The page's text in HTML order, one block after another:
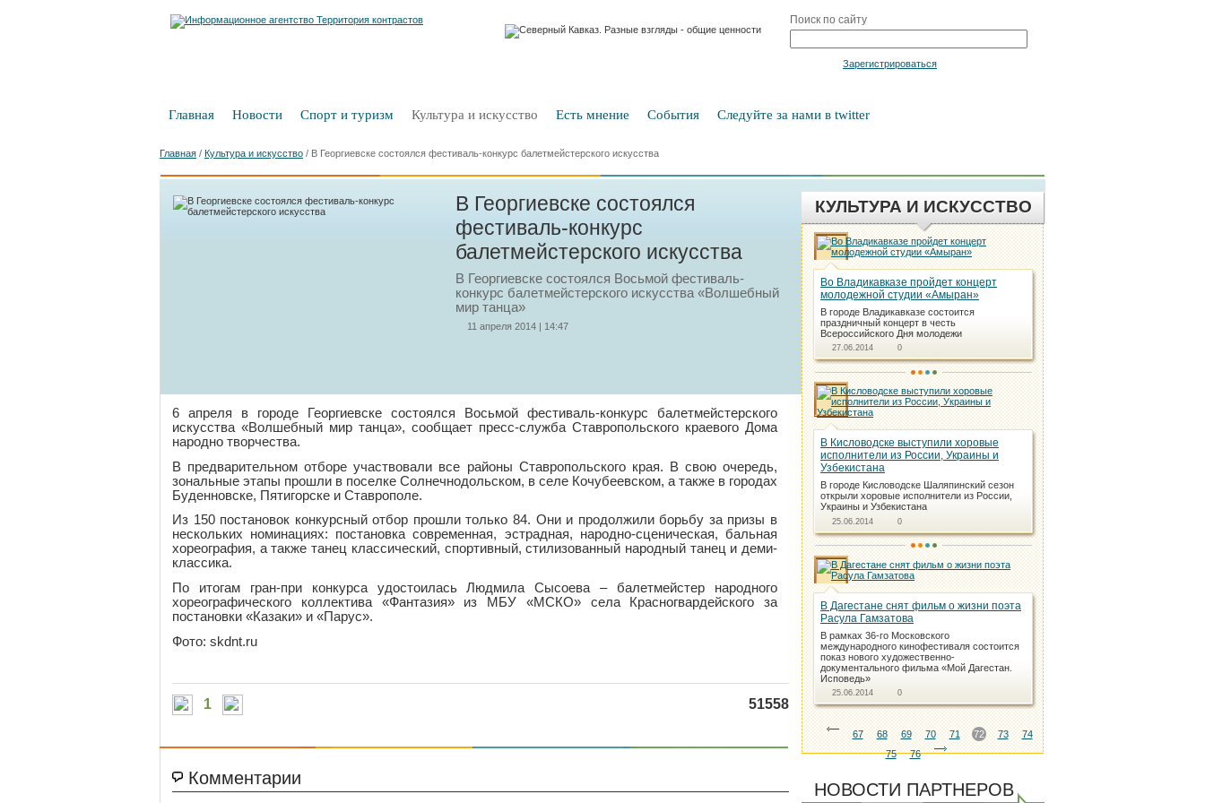
Поиск по сайту
Зарегистрироваться
Главная Новости Спорт и туризм Культура и искусство Есть мнение События Следуйте за нами в twitter
Главная / Культура и искусство / В Георгиевске состоялся фестиваль-конкурс балетмейстерского искусства
В Георгиевске состоялся
фестиваль-конкурс
балетмейстерского искусства
В Георгиевске состоялся Восьмой фестиваль-
конкурс балетмейстерского искусства «Волшебный
мир танца»
11 апреля 2014 | 14:47
6 апреля в городе Георгиевске состоялся Восьмой фестиваль-конкурс балетмейстерского
искусства «Волшебный мир танца», сообщает пресс-служба Ставропольского краевого Дома
народно творчества.
В предварительном отборе участвовали все районы Ставропольского края. В свою очередь,
зональные этапы прошли в поселке Солнечнодольском, в селе Кочубеевском, а также в городах
Буденновске, Пятигорске и Ставрополе.
Из 150 постановок конкурсный отбор прошли только 84. Они и продолжили борьбу за призы в
нескольких номинациях: постановка современная, эстрадная, народно-сценическая, бальная
хореография, а также танец классический, спортивный, стилизованный народный танец и деми-
классика.
По итогам гран-при конкурса удостоилась Людмила Сысоева – балетмейстер народного
хореографического коллектива «Фантазия» из МБУ «МСКО» села Красногвардейского за
постановки «Казаки» и «Парус».
Фото: skdnt.ru
1 51558
Комментарии
КУЛЬТУРА И ИСКУССТВО
Во Владикавказе пройдет концерт
молодежной студии «Амыран»
В городе Владикавказе состоится
праздничный концерт в честь
Всероссийского Дня молодежи
27.06.2014 0
В Кисловодске выступили хоровые
исполнители из России, Украины и
Узбекистана
В городе Кисловодске Шаляпинский сезон
открыли хоровые исполнители из России,
Украины и Узбекистана
25.06.2014 0
В Дагестане снят фильм о жизни поэта
Расула Гамзатова
В рамках 36-го Московского
международного кинофестиваля состоится
показ нового художественно-
документального фильма «Мой Дагестан.
Исповедь»
25.06.2014 0
67 68 69 70 71 72 73
74
75
76
НОВОСТИ ПАРТНЕРОВ